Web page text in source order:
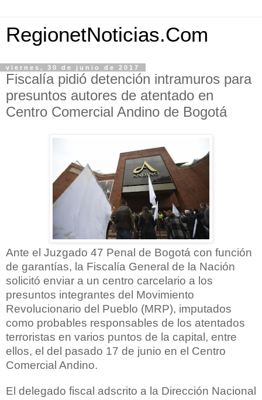
RegionetNoticias.Com
viernes, 30 de junio de 2017
Fiscalía pidió detención intramuros para
presuntos autores de atentado en
Centro Comercial Andino de Bogotá
Ante el Juzgado 47 Penal de Bogotá con función
de garantías, la Fiscalía General de la Nación
solicitó enviar a un centro carcelario a los
presuntos integrantes del Movimiento
Revolucionario del Pueblo (MRP), imputados
como probables responsables de los atentados
terroristas en varios puntos de la capital, entre
ellos, el del pasado 17 de junio en el Centro
Comercial Andino.
El delegado fiscal adscrito a la Dirección Nacional